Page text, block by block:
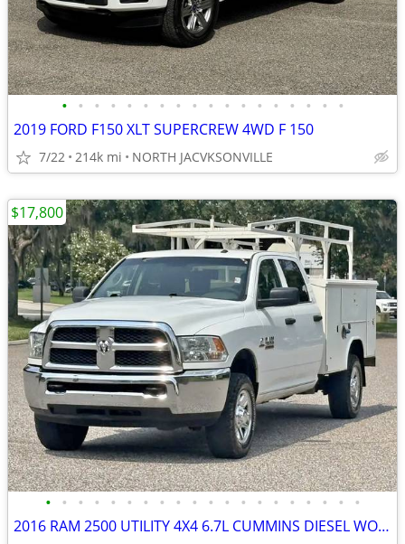
• • • • • • • • • • • • • • • • • •
2019 FORD F150 XLT SUPERCREW 4WD F 150
7/22 214k mi NORTH JACVKSONVILLE
• • • • • • • • • • • • • • • • • • • •
2016 RAM 2500 UTILITY 4X4 6.7L CUMMINS DIESEL WORK TRUCK
$17,800